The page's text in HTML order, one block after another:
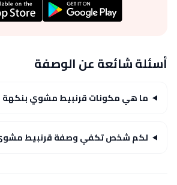
أسئلة شائعة عن الوصفة
ما هي مكونات قرنبيط مشوي بنكهة
لكم شخص تكفي وصفة قرنبيط مشوي